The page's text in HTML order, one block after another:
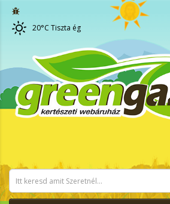
20°C Tiszta ég